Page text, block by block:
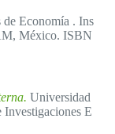
Economía . Ins
México. ISBN
Universidad
E